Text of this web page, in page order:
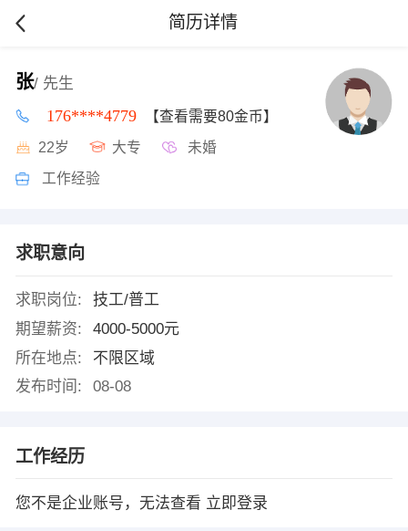
简历详情
张/ 先生
176****4779 【查看需要80金币】
22岁 大专 未婚
工作经验
求职意向
求职岗位:
技工/普工
期望薪资:
4000-5000元
所在地点:
不限区域
发布时间:
08-08
工作经历
您不是企业账号，无法查看 立即登录